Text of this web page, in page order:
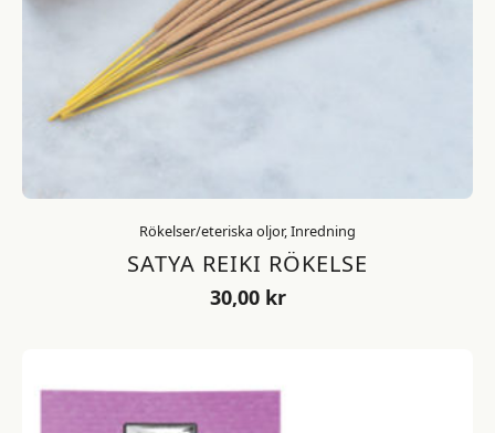
Rökelser/eteriska oljor, Inredning
SATYA REIKI RÖKELSE
30,00 kr